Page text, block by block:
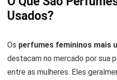
Usados?
Os perfumes femininos mais
destacam no mercado por sua
entre as mulheres. Eles